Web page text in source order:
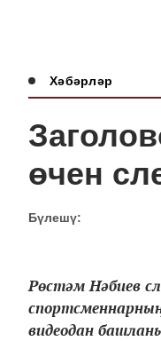
Хәбәрләр
өчен
Бүлешү:
Рөстәм Нәбиев
видеодан